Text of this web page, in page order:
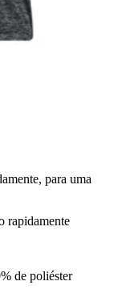
para uma
rapidamente
de poliéster